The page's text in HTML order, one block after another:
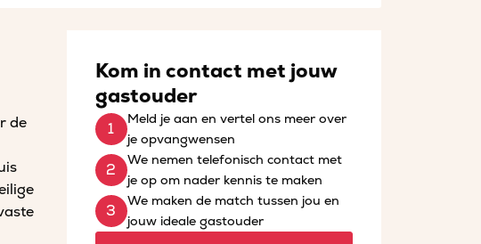
de
Kom in contact met jouw
gastouder
Meld je aan en vertel ons meer over
je opvangwensen
We nemen telefonisch contact met
je op om nader kennis te maken
We maken de match tussen jou en
jouw ideale gastouder